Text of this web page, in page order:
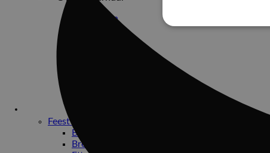
DJ huren
Bekabeling
Bruiloften
Feest-locaties
Bergen op Zoom
Breda